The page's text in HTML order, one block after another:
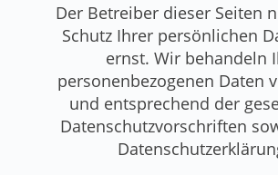
Der Betreiber dieser Seiten
Schutz Ihrer persönlichen
ernst. Wir behandeln
personenbezogenen Daten
und entsprechend der
Datenschutzvorschriften